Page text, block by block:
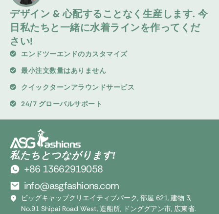
デザイン & 心配することなく生産します. 今
日私たちと一緒に水着ラインを作ってくだ
さい!
エンドツーエンドのカスタマイズ
最小注文数量はありません
クイックターンアラウンドサービス
24/7 グローバルサポート
私たちとつながります!
+86 13662919058
info@asgfashions.com
ビッグキャップクリエイティブパーク, 部屋 621, 建物 3,
No.91 Shipai Road West, 造船所, ドンググアン市, 広東省.